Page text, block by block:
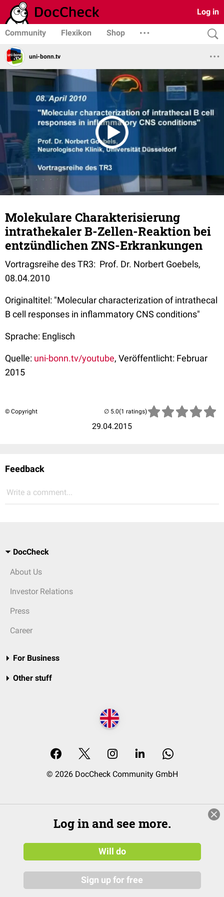
Log in
Community Flexikon Shop
uni-bonn.tv
Molekulare Charakterisierung
intrathekaler B-Zellen-Reaktion bei
entzündlichen ZNS-Erkrankungen
Vortragsreihe des TR3: Prof. Dr. Norbert Goebels,
08.04.2010
Originaltitel: "Molecular characterization of intrathecal
B cell responses in inflammatory CNS conditions"
Sprache: Englisch
Quelle: uni-bonn.tv/youtube, Veröffentlicht: Februar
2015
© Copyright
29.04.2015
(1 ratings)
Feedback
Write a comment...
DocCheck
About Us
Investor Relations
Press
Career
For Business
Other stuff
© 2026 DocCheck Community GmbH
Log in and see more.
Will do
Sign up for free